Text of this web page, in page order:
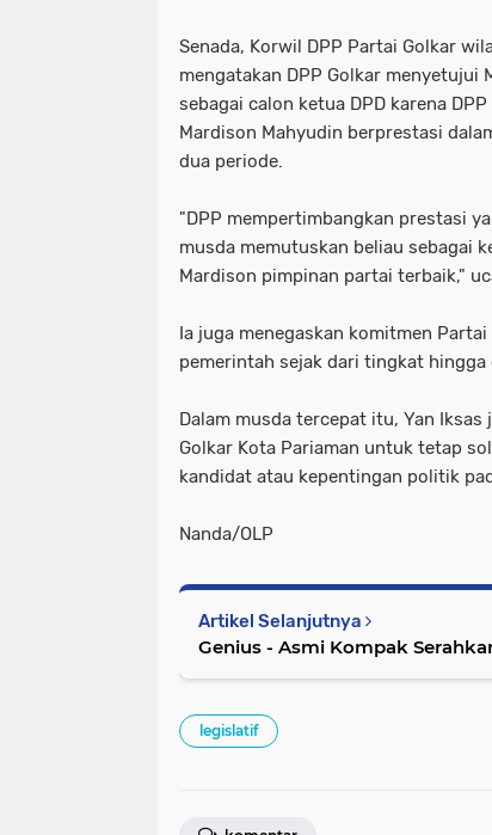
Senada, Korwil DPP Partai Golkar
mengatakan DPP Golkar menyetujui
sebagai calon ketua DPD karena
Mardison Mahyudin berprestasi
dua periode.
"DPP mempertimbangkan prestasi
musda memutuskan beliau sebagai
Mardison pimpinan partai terbaik,"
Ia juga menegaskan komitmen
pemerintah sejak dari tingkat hingga
Dalam musda tercepat itu, Yan
Golkar Kota Pariaman untuk tetap
kandidat atau kepentingan politik
Nanda/OLP
Artikel Selanjutnya
Genius - Asmi Kompak
legislatif